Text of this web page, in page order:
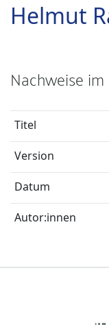
Helmut
Nachweise im